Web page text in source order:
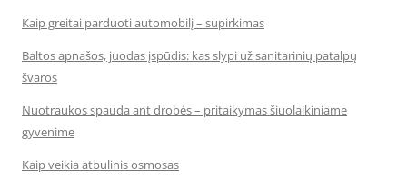
Kaip greitai parduoti automobilį – supirkimas
Baltos apnašos, juodas įspūdis: kas slypi už sanitarinių patalpų
švaros
Nuotraukos spauda ant drobės – pritaikymas šiuolaikiniame
gyvenime
Kaip veikia atbulinis osmosas